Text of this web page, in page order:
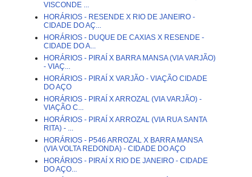
VISCONDE ...
HORÁRIOS - RESENDE X RIO DE JANEIRO -
CIDADE DO AÇ...
HORÁRIOS - DUQUE DE CAXIAS X RESENDE -
CIDADE DO A...
HORÁRIOS - PIRAÍ X BARRA MANSA (VIA VARJÃO)
- VIAÇ...
HORÁRIOS - PIRAÍ X VARJÃO - VIAÇÃO CIDADE
DO AÇO
HORÁRIOS - PIRAÍ X ARROZAL (VIA VARJÃO) -
VIAÇÃO C...
HORÁRIOS - PIRAÍ X ARROZAL (VIA RUA SANTA
RITA) - ...
HORÁRIOS - P546 ARROZAL X BARRA MANSA
(VIA VOLTA REDONDA) - CIDADE DO AÇO
HORÁRIOS - PIRAÍ X RIO DE JANEIRO - CIDADE
DO AÇO...